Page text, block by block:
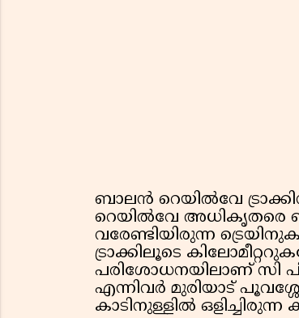
ബാലൻ റെയിൽവേ
റെയിൽവേ അധികൃതരെ
വരേണ്ടിയിരുന്ന
ട്രാക്കിലൂടെ
പരിശോധനയിലാണ് സി
എന്നിവർ മുരിയാട്
കാടിനുള്ളിൽ